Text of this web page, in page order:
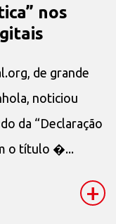
nos
de grande
noticiou
da “Declaração
o título �...
+